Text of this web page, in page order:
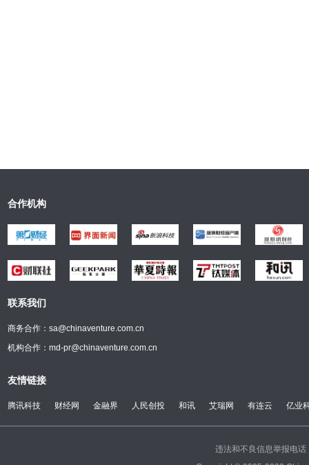
合作机构
联系我们
商务合作：sa@chinaventure.com.cn
机构合作：md-pr@chinaventure.com.cn
友情链接
腾讯科技 财经网 金融界 人民创投 和讯 艾瑞网 有连云 亿业
违法和不良信息举报电